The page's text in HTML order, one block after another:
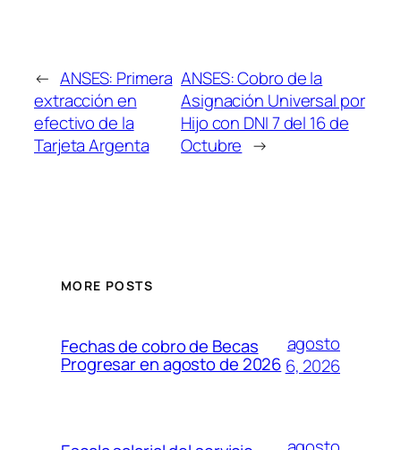
← ANSES: Primera
extracción en
efectivo de la
Tarjeta Argenta
ANSES: Cobro de la
Asignación Universal por
Hijo con DNI 7 del 16 de
Octubre →
MORE POSTS
Fechas de cobro de Becas
Progresar en agosto de 2026
agosto
6, 2026